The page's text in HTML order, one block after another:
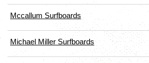
Mccallum Surfboards
Michael Miller Surfboards